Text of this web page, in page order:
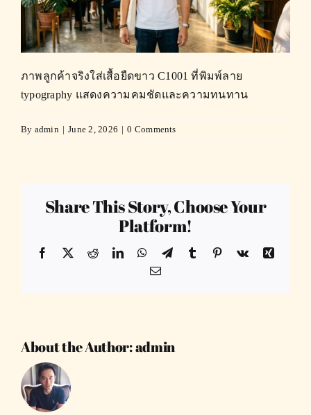
ภาพลูกค้าจริงใส่เสื้อยืดขาว C1001 ที่พิมพ์ลาย
typography แสดงความคมชัดและความทนทาน
By admin | June 2, 2026 | 0 Comments
Share This Story, Choose Your
Platform!
Facebook
X RedditLinkedInWhatsApp
TelegramTumblr Pinterest
Vk
Xing
Email
About the Author:admin